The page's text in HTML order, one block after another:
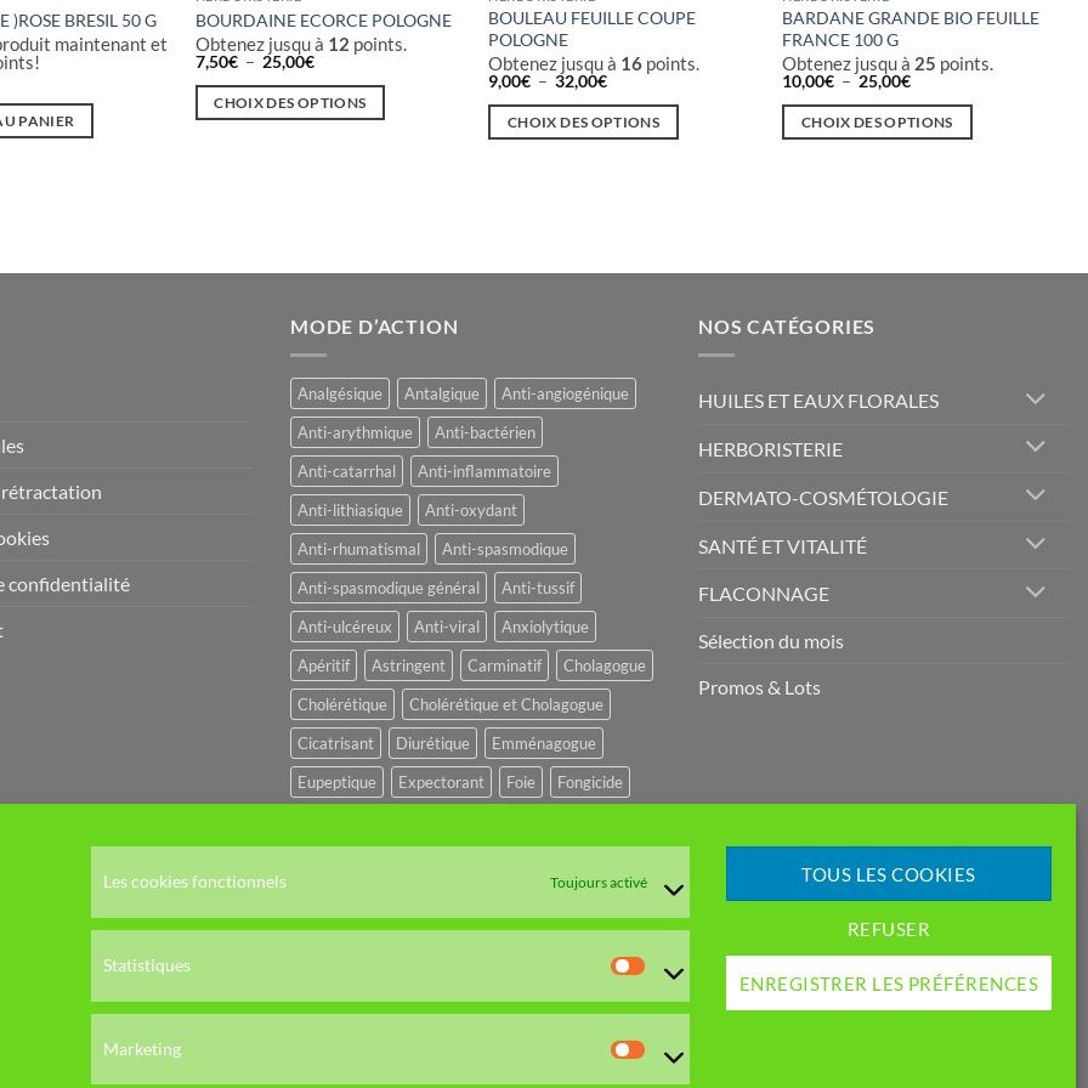
Les cookies fonctionnels Toujours activé
Statistiques
Statistiques
Marketing
Marketing
TOUS LES COOKIES
REFUSER
ENREGISTRER LES PRÉFÉRENCES
)ROSE BRESIL 50 G
maintenant et
PANIER
BOURDAINE ECORCE POLOGNE
Obtenez jusqu à 12 points.
7,50€ – 25,00€Plage
prix :
7,50€
CHOIX DES OPTIONS
Les
BOULEAU FEUILLE COUPE
POLOGNE
Obtenez jusqu à 16 points.
9,00€ – 32,00€Plage
prix :
9,00€
CHOIX DES OPTIONS
être
choisies
sur
la
page
du
produit
BARDANE GRANDE BIO FEUILLE
FRANCE 100 G
Obtenez jusqu à 25 points.
10,00€ – 25,00€Plage
prix :
10,00€
CHOIX DES OPTIONS
options
choisies
la
page
produit
rétractation
confidentialité
MODE D’ACTION
Analgésique Antalgique
Anti-angiogénique
Anti-arythmique
Anti-bactérien
Anti-catarrhal
Anti-inflammatoire
Anti-lithiasique
Anti-oxydant
Anti-rhumatismal
Anti-spasmodique
Anti-spasmodique général
Anti-tussif
Anti-ulcéreux
Anti-viral
Anxiolytique
Apéritif
Astringent Carminatif
Cholagogue
Cholérétique
Cholérétique et Cholagogue
Cicatrisant
Diurétique
Emménagogue
Eupeptique
Expectorant Foie
Fongicide
SYSTEME IMMUNITAIRE
SYSTEME URINAIRE
NOS CATÉGORIES
HUILES ET EAUX FLORALES
HERBORISTERIE
DERMATO-COSMÉTOLOGIE
SANTÉ ET VITALITÉ
FLACONNAGE
Sélection du mois
Promos & Lots